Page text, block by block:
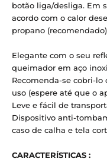
botão liga/desliga. Em
acordo com o calor
propano
Elegante com o seu
queimador em aço
Recomenda-se cobri-
uso (espere até que o
Leve e fácil de
Dispositivo anti-
caso de calha e tela
CARACTERÍSTICAS :